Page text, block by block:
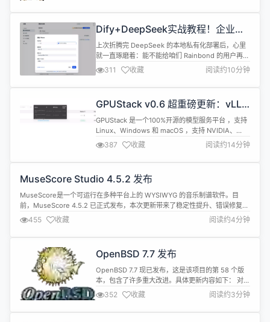
端、极致易用、动态灵活的全平台高性能开发框架。
Kotlin 开发了声...
Dify+DeepSeek实战教程！企业级
AI 文档库本地化部署，数据安全与
智能检索我都要
上次折腾完 DeepSeek 的本地私有化部署后，心里
就一直琢磨着：能不能给咱们 Rainbond 的用户再做
点实用的东西？毕竟平时总收到反馈说文档查找不够
方便，要是能有个 AI 文档助手该多好。正想着呢，
搭建本地知识库的想法就冒了出来 ------ 既能解决实
是两全其美的事嘛！尤其是想到企业场景里，知识库
往往涉...
311 收藏 阅读约10分钟
GPUStack v0.6 超重磅更新：vLLM
多机分布式、昇腾 MindIE 等
GPUStack 是一个100%开源的模型服务平台 ，支持
Linux、Windows 和 macOS ，支持 NVIDIA、
AMD、Apple Silicon、昇腾、海光、摩尔线程 等
GPU 构建异构 GPU 集群 ，支持 LLM、多模态、
Embedding、Reranker、图像生成、Speech-to-
387 收藏 阅读约14分钟
MuseScore Studio 4.5.2 发布
MuseScore是一个可运行在多种平台上的 WYSIWYG 的音乐制谱软件。目
前，MuseScore 4.5.2 已正式发布，本次更新带来了稳定性提升、错误修复以
及一些小功能改进。此外，还新增了对重复和跳转部分重复片段的播放支持。
具体更新内容如下： Playback 支持重复和跳跃时的部分延音（#26178） 支持
带有摇摆节奏的琶音（#22495） 修复...
455 收藏 阅读约4分钟
OpenBSD 7.7 发布
OpenBSD 7.7 现已发布，这是该项目的第 58 个版
本，包含了许多重大改进。具体更新内容如下： 对
SMP 进行了多项改进。TCP output 和 TCP timers
现在可以并行运行。只有 TCP input 仍使用
exclusive netlock。 drm(4)已更新至 Linux
352 收藏 阅读约3分钟